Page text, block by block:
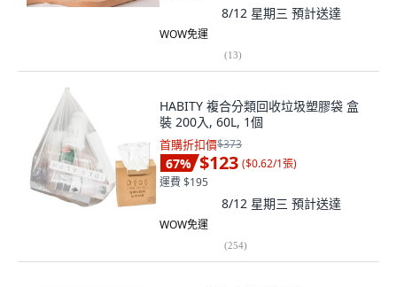
8/12 星期三 預計送達
WOW免運
(13)
HABITY 複合分類回收垃圾塑膠袋 盒
裝 200入, 60L, 1個
首購折扣價$373
67% $123 ($0.62/1張)
運費 $195
8/12 星期三 預計送達
WOW免運
(254)